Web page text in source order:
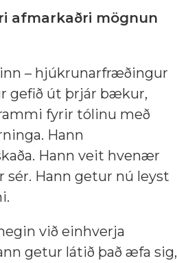
afmarkaðri mögnun
– hjúkrunarfræðingur
gefið út þrjár bækur,
fyrir tólinu með
Hann
Hann veit hvenær
Hann getur nú leyst
við einhverja
getur látið það æfa sig,